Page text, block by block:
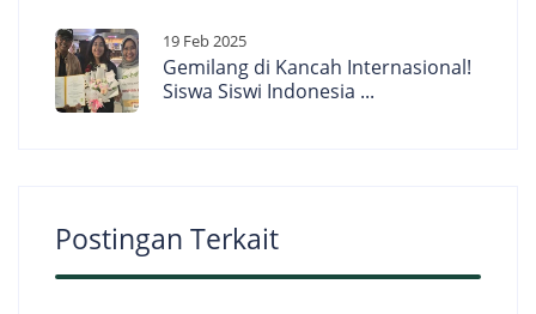
19 Feb 2025
Gemilang di Kancah Internasional!
Siswa Siswi Indonesia ...
Postingan Terkait